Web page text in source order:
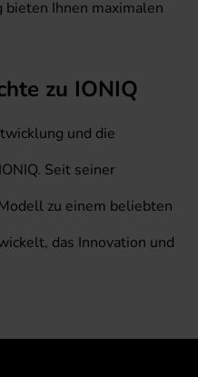
Ihnen maximalen
zu IONIQ
und die
Seit seiner
zu einem beliebten
das Innovation und